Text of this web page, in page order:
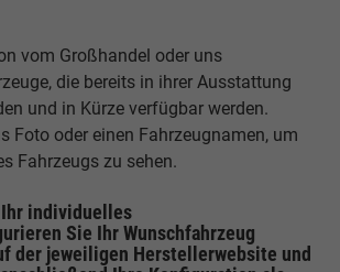
vom Großhandel oder uns
die bereits in ihrer Ausstattung
und in Kürze verfügbar werden.
Foto oder einen Fahrzeugnamen, um
Fahrzeugs zu sehen.
individuelles
Sie Ihr Wunschfahrzeug
der jeweiligen Herstellerwebsite und